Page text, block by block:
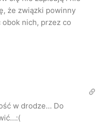
że związki powinny
obok nich, przez co
w drodze… Do